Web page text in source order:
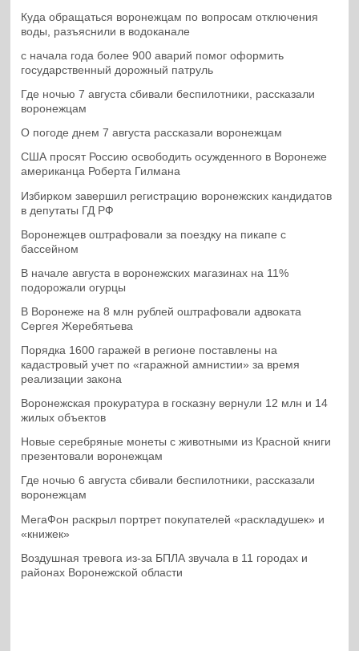
Куда обращаться воронежцам по вопросам отключения
воды, разъяснили в водоканале
с начала года более 900 аварий помог оформить
государственный дорожный патруль
Где ночью 7 августа сбивали беспилотники, рассказали
воронежцам
О погоде днем 7 августа рассказали воронежцам
США просят Россию освободить осужденного в Воронеже
американца Роберта Гилмана
Избирком завершил регистрацию воронежских кандидатов
в депутаты ГД РФ
Воронежцев оштрафовали за поездку на пикапе с
бассейном
В начале августа в воронежских магазинах на 11%
подорожали огурцы
В Воронеже на 8 млн рублей оштрафовали адвоката
Сергея Жеребятьева
Порядка 1600 гаражей в регионе поставлены на
кадастровый учет по «гаражной амнистии» за время
реализации закона
Воронежская прокуратура в госказну вернули 12 млн и 14
жилых объектов
Новые серебряные монеты с животными из Красной книги
презентовали воронежцам
Где ночью 6 августа сбивали беспилотники, рассказали
воронежцам
МегаФон раскрыл портрет покупателей «раскладушек» и
«книжек»
Воздушная тревога из-за БПЛА звучала в 11 городах и
районах Воронежской области